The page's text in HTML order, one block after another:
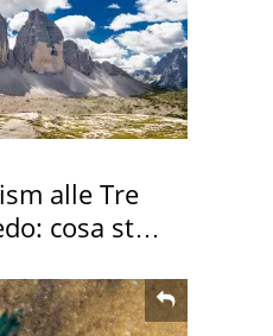
alle Tre
cosa sta